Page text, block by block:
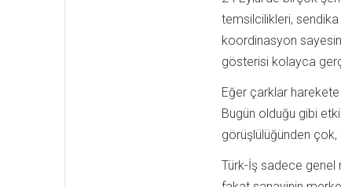
temsilcilikleri,
koordinasyon
gösterisi kolayca
Eğer çarklar
Bugün olduğu gibi
görüşlülüğünden
Türk-İş sadece genel